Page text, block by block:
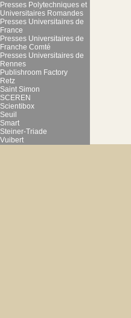
Presses Polytechniques et
Universitaires Romandes
Presses Universitaires de
France
Presses Universitaires de
Franche Comté
Presses Universitaires de
Rennes
Publishroom Factory
Retz
Saint Simon
SCEREN
Scientibox
Seuil
Smart
Steiner-Triade
Vuibert